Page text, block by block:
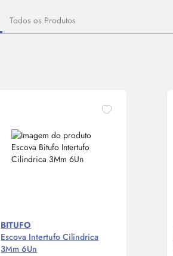
Todos os Produtos
BITUFO
Escova Intertufo Cilindrica
3Mm 6Un